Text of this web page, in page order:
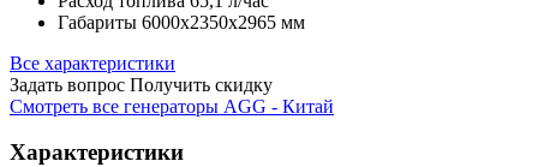
Габариты 6000х2350х2965 мм
Все характеристики
Задать вопрос Получить скидку
Смотреть все генераторы AGG - Китай
Характеристики